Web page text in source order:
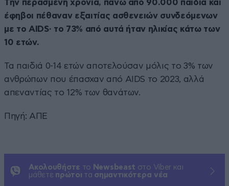
Την περασμένη χρονιά, πάνω από 90.000 παιδιά και
έφηβοι πέθαναν εξαιτίας ασθενειών συνδεόμενων
με το AIDS· το 73% από αυτά ήταν ηλικίας κάτω των
10 ετών.
Τα παιδιά 0-14 ετών αποτελούσαν μόλις το 3% των
ανθρώπων που έπασχαν από AIDS το 2023, αλλά
απεναντίας το 12% των θανάτων.
Πηγή: ΑΠΕ
Ακολουθήστε το Newsbeast στο Viber και
μάθετε πρώτοι τα σημαντικότερα νέα